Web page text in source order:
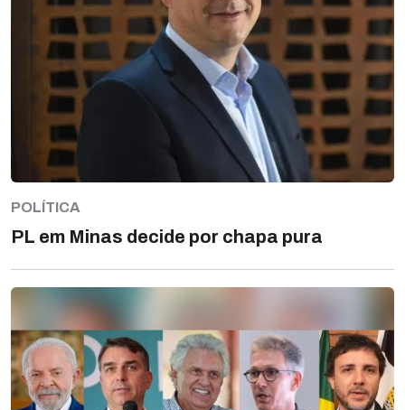
POLÍTICA
PL em Minas decide por chapa pura